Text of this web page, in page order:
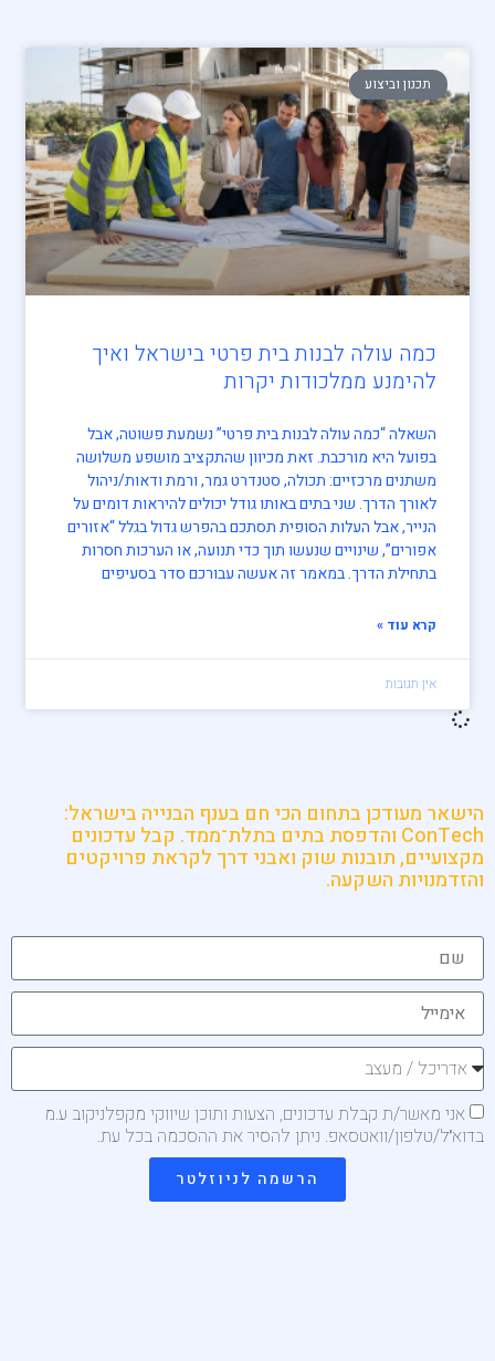
תכנון וביצוע
כמה עולה לבנות בית פרטי בישראל ואיך
להימנע ממלכודות יקרות
השאלה “כמה עולה לבנות בית פרטי” נשמעת פשוטה, אבל
בפועל היא מורכבת. זאת מכיוון שהתקציב מושפע משלושה
משתנים מרכזיים: תכולה, סטנדרט גמר, ורמת ודאות/ניהול
לאורך הדרך. שני בתים באותו גודל יכולים להיראות דומים על
הנייר, אבל העלות הסופית תסתכם בהפרש גדול בגלל “אזורים
אפורים”, שינויים שנעשו תוך כדי תנועה, או הערכות חסרות
בתחילת הדרך. במאמר זה אעשה עבורכם סדר בסעיפים
קרא עוד »
אין תגובות
הישאר מעודכן בתחום הכי חם בענף הבנייה בישראל:
ConTech והדפסת בתים בתלת־ממד. קבל עדכונים
מקצועיים, תובנות שוק ואבני דרך לקראת פרויקטים
והזדמנויות השקעה.
אני מאשר/ת קבלת עדכונים, הצעות ותוכן שיווקי מקפלניקוב ע.מ
בדוא״ל/טלפון/וואטסאפ. ניתן להסיר את ההסכמה בכל עת.
הרשמה לניוזלטר